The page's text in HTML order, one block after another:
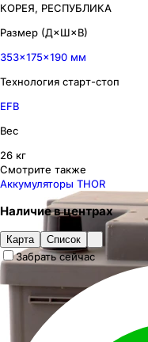
КОРЕЯ, РЕСПУБЛИКА
Размер (Д×Ш×В)
353×175×190 мм
Технология старт-стоп
EFB
Вес
26 кг
Смотрите также
Аккумуляторы THOR
Наличиевцентрах
Карта Список
Забрать сейчас